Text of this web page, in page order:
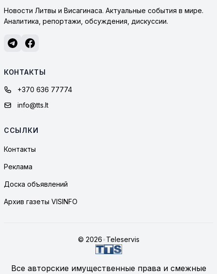
Новости Литвы и Висагинаса. Актуальные события в мире.
Аналитика, репортажи, обсуждения, дискуссии.
КОНТАКТЫ
+370 636 77774
info@tts.lt
ССЫЛКИ
Контакты
Реклама
Доска объявлений
Архив газеты VISINFO
© 2026•Teleservis
Все авторские имущественные права и смежные